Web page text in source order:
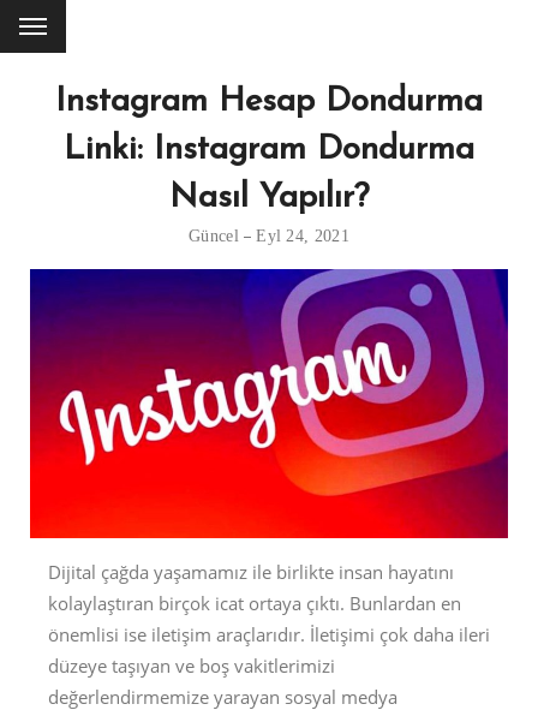
Instagram Hesap Dondurma
Linki: Instagram Dondurma
Nasıl Yapılır?
Güncel Eyl 24, 2021
Dijital çağda yaşamamız ile birlikte insan hayatını
kolaylaştıran birçok icat ortaya çıktı. Bunlardan en
önemlisi ise iletişim araçlarıdır. İletişimi çok daha ileri
düzeye taşıyan ve boş vakitlerimizi
değerlendirmemize yarayan sosyal medya